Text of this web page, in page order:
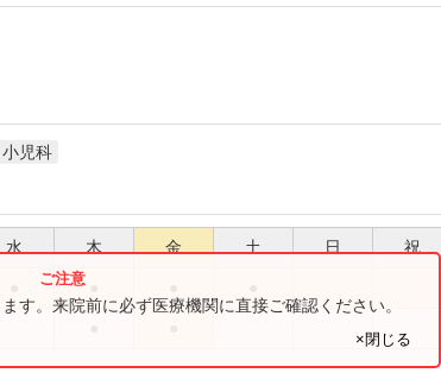
小児科
水 木 金 土 日 祝
す。来院前に必ず医療機関に直接ご確認ください。
×閉じる